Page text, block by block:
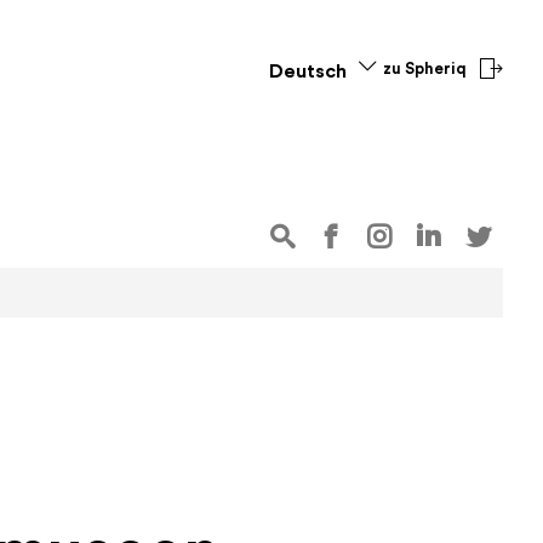
Deutsch zu Spheriq